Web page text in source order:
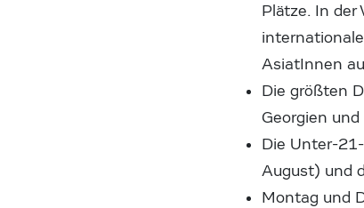
Plätze. In der
AsiatInnen
Die größten
Georgien
Die Unter-
August) und
Montag und